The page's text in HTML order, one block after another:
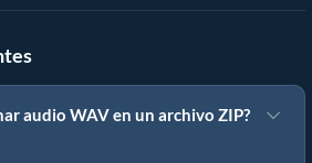
audio WAV en un archivo ZIP?